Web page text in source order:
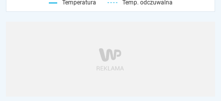
Temperatura Temp. odczuwalna